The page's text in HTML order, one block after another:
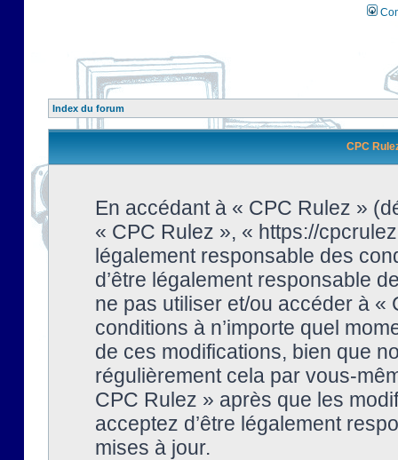
Index du forum
CPC
En accédant à « CPC Rulez »
« CPC Rulez », « https://
légalement responsable des
d’être légalement responsable
ne pas utiliser et/ou accéder à
conditions à n’importe quel
de ces modifications, bien que
régulièrement cela par vous-
CPC Rulez » après que les
acceptez d’être légalement
mises à jour.